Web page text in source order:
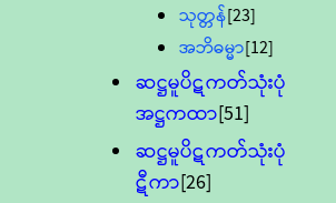
သုတ္တန်[23]
အဘိဓမ္မာ[12]
ဆဋ္ဌမူပိဋကတ်သုံးပုံ
အဋ္ဌကထာ[51]
ဆဋ္ဌမူပိဋကတ်သုံးပုံ
ဋီကာ[26]